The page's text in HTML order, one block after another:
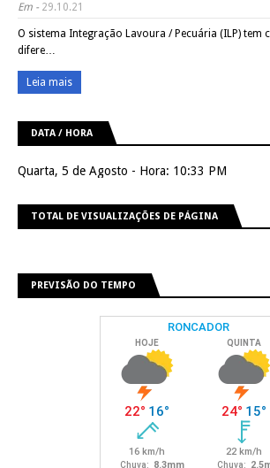
Em - 29.10.21
O sistema Integração Lavoura / Pecuária (ILP) tem
difere…
Leia mais
DATA / HORA
Quarta, 5 de Agosto - Hora: 10:33 PM
TOTAL DE VISUALIZAÇÕES DE PÁGINA
PREVISÃO DO TEMPO